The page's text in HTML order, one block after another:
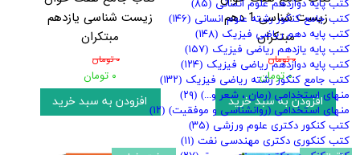
زیست شناسی 1 دهم
مبتکران
۰ تومان
۰ تومان
افزودن به سبد خرید
زیست شناسی یازدهم
مبتکران
۰ تومان
۰ تومان
افزودن به سبد خرید
کتب پایه دوازدهم علوم انسانی (۸۵)
کتب جامع کنکور رشته علوم انسانی (۱۴۶)
کتب پایه دهم ریاضی فیزیک (۱۴۸)
کتب پایه یازدهم ریاضی فیزیک (۱۵۷)
کتب پایه دوازدهم ریاضی فیزیک (۱۲۴)
کتب جامع کنکور رشته ریاضی فیزیک (۱۳۲)
منهای استخدامی (رمان ، شعر و...) (۲۹)
منهای استخدامی (روانشناسی و موفقیت) (۱۲)
کتب کنکور دکتری علوم ورزشی (۳۵)
کتب کنکوری دکتری مهندسی نفت (۱۱)